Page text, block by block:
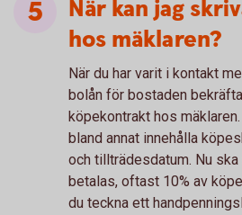
När kan jag
hos mäklaren?
När du har varit i kontakt
bolån för bostaden
köpekontrakt hos
bland annat innehålla
och tillträdesdatum. Nu ska
betalas, oftast 10% av
du teckna ett